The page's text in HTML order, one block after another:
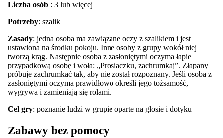
Liczba osób : 3 lub więcej
Potrzeby: szalik
Zasady: jedna osoba ma zawiązane oczy z szalikiem i jest
ustawiona na środku pokoju. Inne osoby z grupy wokół niej
tworzą krąg. Następnie osoba z zasłoniętymi oczyma łapie
przypadkową osobę i woła: „Prosiaczku, zachrumkaj”. Złapany
próbuje zachrumkać tak, aby nie został rozpoznany. Jeśli osoba z
zasłoniętymi oczyma prawidłowo określi jego tożsamość,
wygrywa i zamieniają się rolami.
Cel gry: poznanie ludzi w grupie oparte na głosie i dotyku
Zabawy bez pomocy